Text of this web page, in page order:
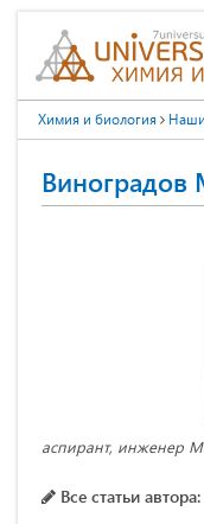
Химия и биология
Виноградов
аспирант, инженер
Все статьи автора: